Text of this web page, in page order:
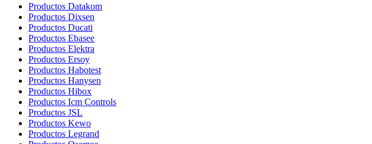
Productos Datakom
Productos Dixsen
Productos Ducati
Productos Ebasee
Productos Elektra
Productos Ersoy
Productos Habotest
Productos Hanysen
Productos Hibox
Productos Icm Controls
Productos JSL
Productos Kewo
Productos Legrand